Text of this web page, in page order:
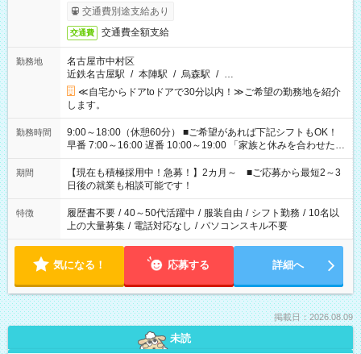
交通費別途支給あり
交通費 交通費全額支給
勤務地
名古屋市中村区
近鉄名古屋駅 / 本陣駅 / 烏森駅 / …
≪自宅からドアtoドアで30分以内！≫ご希望の勤務地を紹介
します。
勤務時間
9:00～18:00（休憩60分） ■ご希望があれば下記シフトもOK！
早番 7:00～16:00 遅番 10:00～19:00 「家族と休みを合わせた
い」 「余裕を持って夕飯の準備がしたい」 「できれば残業はし
たくない」 など、ご希望を教えてくださいね。 ※Wワーク希望
の方へ 今ご覧のお仕事で希望する勤務時間と、もう1つのお仕事
の勤務時間。 合計で週40時間を超える場合は応募できません。
期間
【現在も積極採用中！急募！】2カ月～ ■ご応募から最短2～3
日後の就業も相談可能です！
特徴 履歴書不要 / 40～50代活躍中 / 服装自由 / シフト勤務 / 10名以
上の大量募集 / 電話対応なし / パソコンスキル不要
気になる！ 応募する 詳細へ
掲載日：2026.08.09
未読